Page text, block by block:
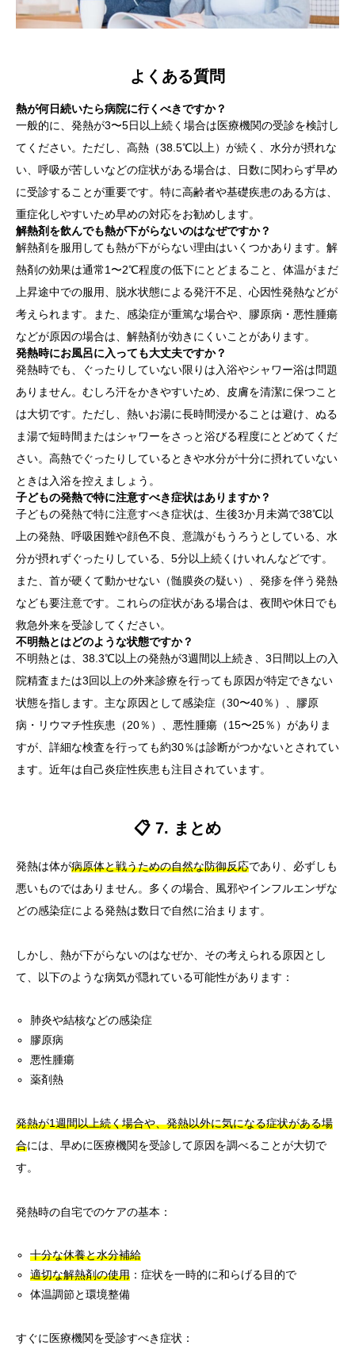
よくある質問
熱が何日続いたら病院に行くべきですか？
一般的に、発熱が3〜5日以上続く場合は医療機関の受診を検討し
てください。ただし、高熱（38.5℃以上）が続く、水分が摂れな
い、呼吸が苦しいなどの症状がある場合は、日数に関わらず早め
に受診することが重要です。特に高齢者や基礎疾患のある方は、
重症化しやすいため早めの対応をお勧めします。
解熱剤を飲んでも熱が下がらないのはなぜですか？
解熱剤を服用しても熱が下がらない理由はいくつかあります。解
熱剤の効果は通常1〜2℃程度の低下にとどまること、体温がまだ
上昇途中での服用、脱水状態による発汗不足、心因性発熱などが
考えられます。また、感染症が重篤な場合や、膠原病・悪性腫瘍
などが原因の場合は、解熱剤が効きにくいことがあります。
発熱時にお風呂に入っても大丈夫ですか？
発熱時でも、ぐったりしていない限りは入浴やシャワー浴は問題
ありません。むしろ汗をかきやすいため、皮膚を清潔に保つこと
は大切です。ただし、熱いお湯に長時間浸かることは避け、ぬる
ま湯で短時間またはシャワーをさっと浴びる程度にとどめてくだ
さい。高熱でぐったりしているときや水分が十分に摂れていない
ときは入浴を控えましょう。
子どもの発熱で特に注意すべき症状はありますか？
子どもの発熱で特に注意すべき症状は、生後3か月未満で38℃以
上の発熱、呼吸困難や顔色不良、意識がもうろうとしている、水
分が摂れずぐったりしている、5分以上続くけいれんなどです。
また、首が硬くて動かせない（髄膜炎の疑い）、発疹を伴う発熱
なども要注意です。これらの症状がある場合は、夜間や休日でも
救急外来を受診してください。
不明熱とはどのような状態ですか？
不明熱とは、38.3℃以上の発熱が3週間以上続き、3日間以上の入
院精査または3回以上の外来診療を行っても原因が特定できない
状態を指します。主な原因として感染症（30〜40％）、膠原
病・リウマチ性疾患（20％）、悪性腫瘍（15〜25％）がありま
すが、詳細な検査を行っても約30％は診断がつかないとされてい
ます。近年は自己炎症性疾患も注目されています。
📋 7. まとめ
発熱は体が病原体と戦うための自然な防御反応であり、必ずしも
悪いものではありません。多くの場合、風邪やインフルエンザな
どの感染症による発熱は数日で自然に治まります。
しかし、熱が下がらないのはなぜか、その考えられる原因とし
て、以下のような病気が隠れている可能性があります：
肺炎や結核などの感染症
膠原病
悪性腫瘍
薬剤熱
発熱が1週間以上続く場合や、発熱以外に気になる症状がある場
合には、早めに医療機関を受診して原因を調べることが大切で
す。
発熱時の自宅でのケアの基本：
十分な休養と水分補給
適切な解熱剤の使用 ：症状を一時的に和らげる目的で
体温調節と環境整備
すぐに医療機関を受診すべき症状：